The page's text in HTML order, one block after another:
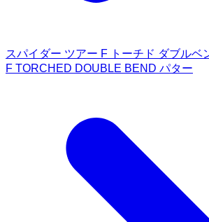
スパイダー ツアー F トーチド ダブルベ
F TORCHED DOUBLE BEND パター